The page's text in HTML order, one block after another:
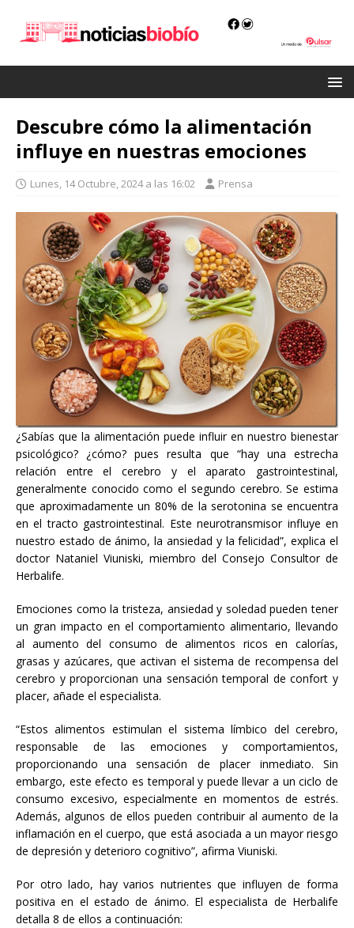
Descubre cómo la alimentación
influye en nuestras emociones
Lunes, 14 Octubre, 2024 a las 16:02 Prensa
¿Sabías que la alimentación puede influir en nuestro bienestar
psicológico? ¿cómo? pues resulta que “hay una estrecha
relación entre el cerebro y el aparato gastrointestinal,
generalmente conocido como el segundo cerebro. Se estima
que aproximadamente un 80% de la serotonina se encuentra
en el tracto gastrointestinal. Este neurotransmisor influye en
nuestro estado de ánimo, la ansiedad y la felicidad”, explica el
doctor Nataniel Viuniski, miembro del Consejo Consultor de
Herbalife.
Emociones como la tristeza, ansiedad y soledad pueden tener
un gran impacto en el comportamiento alimentario, llevando
al aumento del consumo de alimentos ricos en calorías,
grasas y azúcares, que activan el sistema de recompensa del
cerebro y proporcionan una sensación temporal de confort y
placer, añade el especialista.
“Estos alimentos estimulan el sistema límbico del cerebro,
responsable de las emociones y comportamientos,
proporcionando una sensación de placer inmediato. Sin
embargo, este efecto es temporal y puede llevar a un ciclo de
consumo excesivo, especialmente en momentos de estrés.
Además, algunos de ellos pueden contribuir al aumento de la
inflamación en el cuerpo, que está asociada a un mayor riesgo
de depresión y deterioro cognitivo”, afirma Viuniski.
Por otro lado, hay varios nutrientes que influyen de forma
positiva en el estado de ánimo. El especialista de Herbalife
detalla 8 de ellos a continuación: